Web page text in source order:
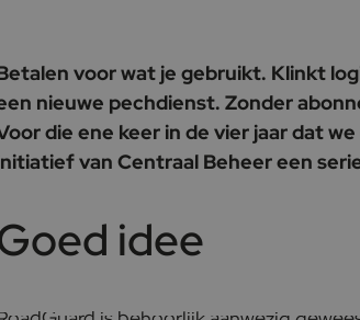
voor wat je gebruikt. Klinkt
nieuwe pechdienst. Zonder
die ene keer in de vier jaar dat
van Centraal Beheer een
idee